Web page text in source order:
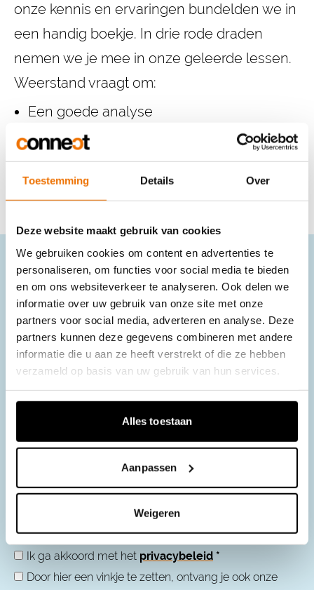
Toestemming Details Over
Deze website maakt gebruik van cookies
We gebruiken cookies om content en advertenties te
personaliseren, om functies voor social media te bieden
en om ons websiteverkeer te analyseren. Ook delen we
informatie over uw gebruik van onze site met onze
partners voor social media, adverteren en analyse. Deze
partners kunnen deze gegevens combineren met andere
informatie die u aan ze heeft verstrekt of die ze hebben
verzameld op basis van uw gebruik van hun services.
Alles toestaan
Aanpassen
Weigeren
onze kennis en ervaringen bundelden we in
een handig boekje. In drie rode draden
nemen we je mee in onze geleerde lessen.
Weerstand vraagt om:
Een goede analyse
Proactief en transparant communiceren
Vertrouwen
De volledige
whitepaper lezen?
automatisch de downloadlink per e-mail.
Ik ga akkoord met het privacybeleid *
Door hier een vinkje te zetten, ontvang je ook onze